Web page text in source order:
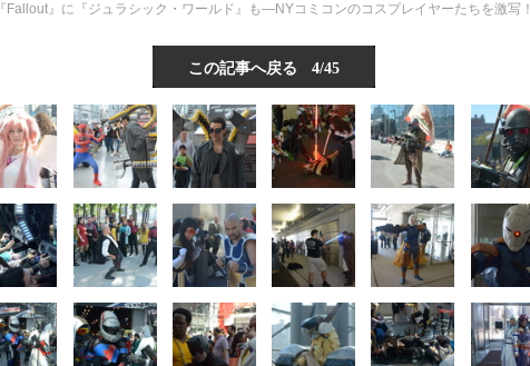
『Fallout』に『ジュラシック・ワールド』も―NYコミコンのコスプレイヤーたちを激写！
この記事へ戻る 4/45